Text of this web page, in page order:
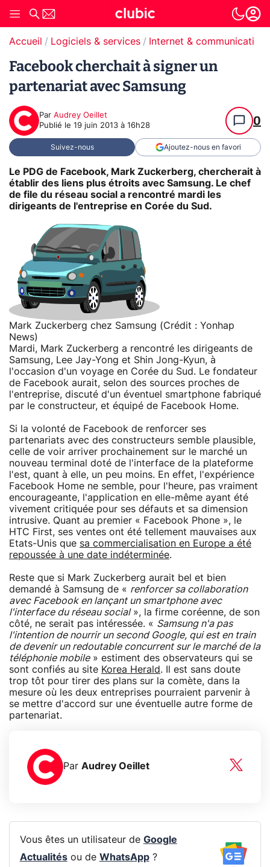
Accueil Logiciels & services Internet & communication
Facebook cherchait à signer un
partenariat avec Samsung
Par Audrey Oeillet
Publié le 19 juin 2013 à 16h28 0
Suivez-nous Ajoutez-nous en favori
Le PDG de Facebook, Mark Zuckerberg, chercherait à
établir des liens plus étroits avec Samsung. Le chef
de file du réseau social a rencontré mardi les
dirigeants de l'entreprise en Corée du Sud.
Mark Zuckerberg chez Samsung (Crédit : Yonhap
News)
Mardi, Mark Zuckerberg a rencontré les dirigeants de
Samsung, Lee Jay-Yong et Shin Jong-Kyun, à
l'occasion d'un voyage en Corée du Sud. Le fondateur
de Facebook aurait, selon des sources proches de
l'entreprise, discuté d'un éventuel smartphone fabriqué
par le constructeur, et équipé de Facebook Home.
Si la volonté de Facebook de renforcer ses
partenariats avec des constructeurs semble plausible,
celle de voir arriver prochainement sur le marché un
nouveau terminal doté de l'interface de la plateforme
l'est, quant à elle, un peu moins. En effet, l'expérience
Facebook Home ne semble, pour l'heure, pas vraiment
encourageante, l'application en elle-même ayant été
vivement critiquée pour ses défauts et sa dimension
intrusive. Quant au premier « Facebook Phone », le
HTC First, ses ventes ont été tellement mauvaises aux
Etats-Unis que sa commercialisation en Europe a été
repoussée à une date indéterminée.
Reste que si Mark Zuckerberg aurait bel et bien
demandé à Samsung de « renforcer sa collaboration
avec Facebook en lançant un smartphone avec
l'interface du réseau social», la firme coréenne, de son
côté, ne serait pas intéressée. « Samsung n'a pas
l'intention de nourrir un second Google, qui est en train
de devenir un redoutable concurrent sur le marché de la
téléphonie mobile» estiment des observateurs qui se
sont confiés au site Korea Herald. Il est sans doute
trop tôt pour tirer des plans sur la comète, dans la
mesure où les deux entreprises pourraient parvenir à
se mettre d'accord sur une éventuelle autre forme de
partenariat.
Par Audrey Oeillet
Vous êtes un utilisateur de Google
Actualitésou de WhatsApp?